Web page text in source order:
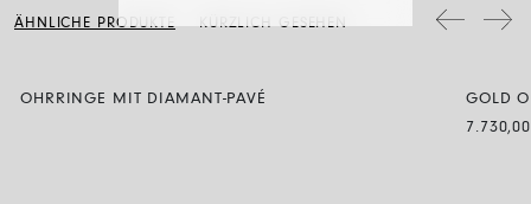
gereinigt, dann spült man sie ab und lässt sie einfach an der Luft
ÄHNLICHE PRODUKTE KÜRZLICH GESEHEN
OHRRINGE MIT DIAMANT-PAVÉ
GOLD